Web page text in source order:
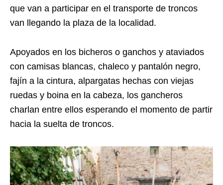
que van a participar en el transporte de troncos
van llegando la plaza de la localidad.
Apoyados en los bicheros o ganchos y ataviados
con camisas blancas, chaleco y pantalón negro,
fajín a la cintura, alpargatas hechas con viejas
ruedas y boina en la cabeza, los gancheros
charlan entre ellos esperando el momento de partir
hacia la suelta de troncos.